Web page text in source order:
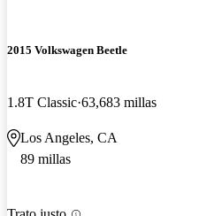
2015 Volkswagen Beetle
1.8T Classic 63,683 millas
Los Angeles, CA
89 millas